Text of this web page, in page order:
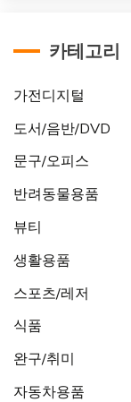
카테고리
가전디지털
도서/음반/DVD
문구/오피스
반려동물용품
뷰티
생활용품
스포츠/레저
식품
완구/취미
자동차용품